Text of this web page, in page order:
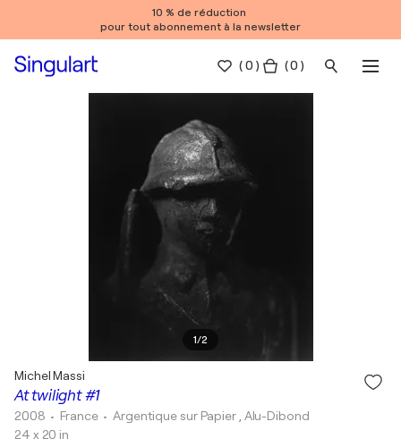
10 % de réduction
pour tout abonnement à la newsletter
(0 ) ( 0 )
1/2
At twilight #1
Michel Massi
2008 • France •Argentique sur Papier , Alu-Dibond
24 x 20 in